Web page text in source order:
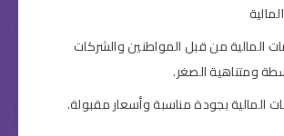
المالية من قبل المواطنين والشركات
ومتناهية الصغر.
المالية بجودة مناسبة وأسعار مقبولة.